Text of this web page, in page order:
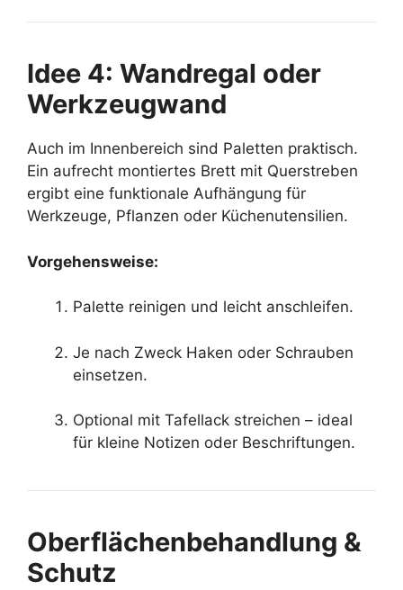
Idee 4: Wandregal oder
Werkzeugwand
Auch im Innenbereich sind Paletten praktisch.
Ein aufrecht montiertes Brett mit Querstreben
ergibt eine funktionale Aufhängung für
Werkzeuge, Pflanzen oder Küchenutensilien.
Vorgehensweise:
Palette reinigen und leicht anschleifen.
Je nach Zweck Haken oder Schrauben
einsetzen.
Optional mit Tafellack streichen – ideal
für kleine Notizen oder Beschriftungen.
Oberflächenbehandlung &
Schutz